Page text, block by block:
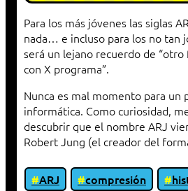
Para los más jóvenes las siglas
nada… e incluso para los no tan
será un lejano recuerdo de
con X programa”.
Nunca es mal momento para un
informática. Como curiosidad,
descubrir que el nombre ARJ
Robert Jung (el creador del
ARJ compresión